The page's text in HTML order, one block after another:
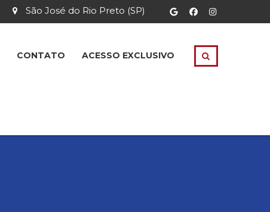
São José do Rio Preto (SP)
CONTATO ACESSO EXCLUSIVO